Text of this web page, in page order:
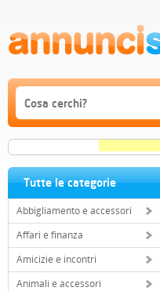
Tutte le categorie
Abbigliamento e accessori
Affari e finanza
Amicizie e incontri
Animali e accessori